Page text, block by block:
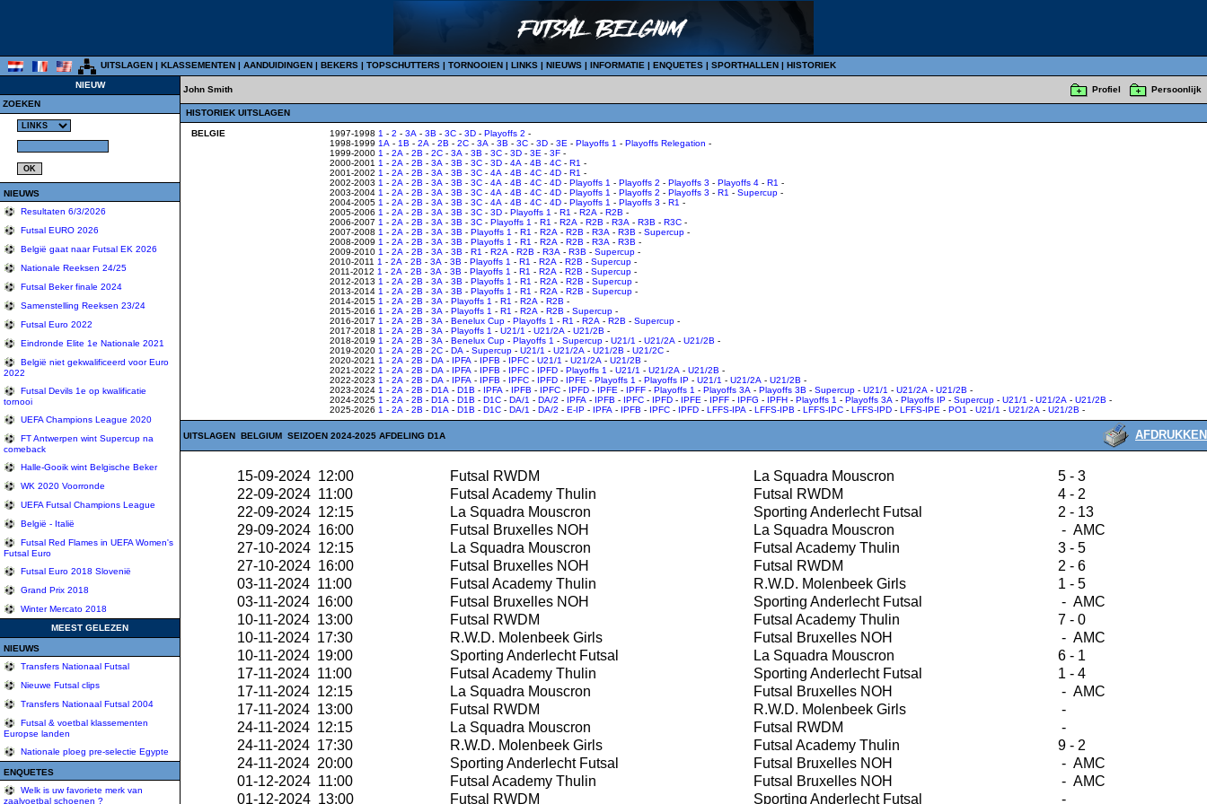
UITSLAGEN | KLASSEMENTEN | AANDUIDINGEN | BEKERS | TOPSCHUTTERS | TORNOOIEN | LINKS | NIEUWS | INFORMATIE | ENQUETES | SPORTHALLEN | HISTORIEK
NIEUW
ZOEKEN
NIEUWS
Resultaten 6/3/2026
Futsal EURO 2026
België gaat naar Futsal EK 2026
Nationale Reeksen 24/25
Futsal Beker finale 2024
Samenstelling Reeksen 23/24
Futsal Euro 2022
Eindronde Elite 1e Nationale 2021
België niet gekwalificeerd voor Euro
2022
Futsal Devils 1e op kwalificatie
tornooi
UEFA Champions League 2020
FT Antwerpen wint Supercup na
comeback
Halle-Gooik wint Belgische Beker
WK 2020 Voorronde
UEFA Futsal Champions League
België - Italië
Futsal Red Flames in UEFA Women's
Futsal Euro
Futsal Euro 2018 Slovenië
Grand Prix 2018
Winter Mercato 2018
MEEST GELEZEN
NIEUWS
Transfers Nationaal Futsal
Nieuwe Futsal clips
Transfers Nationaal Futsal 2004
Futsal & voetbal klassementen
Europse landen
Nationale ploeg pre-selectie Egypte
ENQUETES
Welk is uw favoriete merk van
zaalvoetbal schoenen ?
John Smith Profiel Persoonlijk
HISTORIEK UITSLAGEN
BELGIE 1997-1998 1 - 2 - 3A - 3B - 3C - 3D - Playoffs 2 -
1998-1999 1A - 1B - 2A - 2B - 2C - 3A - 3B - 3C - 3D - 3E - Playoffs 1 - Playoffs Relegation -
1999-2000 1 - 2A - 2B - 2C - 3A - 3B - 3C - 3D - 3E - 3F -
2000-2001 1 - 2A - 2B - 3A - 3B - 3C - 3D - 4A - 4B - 4C - R1 -
2001-2002 1 - 2A - 2B - 3A - 3B - 3C - 4A - 4B - 4C - 4D - R1 -
2002-2003 1 - 2A - 2B - 3A - 3B - 3C - 4A - 4B - 4C - 4D - Playoffs 1 - Playoffs 2 - Playoffs 3 - Playoffs 4 - R1 -
2003-2004 1 - 2A - 2B - 3A - 3B - 3C - 4A - 4B - 4C - 4D - Playoffs 1 - Playoffs 2 - Playoffs 3 - R1 - Supercup -
2004-2005 1 - 2A - 2B - 3A - 3B - 3C - 4A - 4B - 4C - 4D - Playoffs 1 - Playoffs 3 - R1 -
2005-2006 1 - 2A - 2B - 3A - 3B - 3C - 3D - Playoffs 1 - R1 - R2A - R2B -
2006-2007 1 - 2A - 2B - 3A - 3B - 3C - Playoffs 1 - R1 - R2A - R2B - R3A - R3B - R3C -
2007-2008 1 - 2A - 2B - 3A - 3B - Playoffs 1 - R1 - R2A - R2B - R3A - R3B - Supercup -
2008-2009 1 - 2A - 2B - 3A - 3B - Playoffs 1 - R1 - R2A - R2B - R3A - R3B -
2009-2010 1 - 2A - 2B - 3A - 3B - R1 - R2A - R2B - R3A - R3B - Supercup -
2010-2011 1 - 2A - 2B - 3A - 3B - Playoffs 1 - R1 - R2A - R2B - Supercup -
2011-2012 1 - 2A - 2B - 3A - 3B - Playoffs 1 - R1 - R2A - R2B - Supercup -
2012-2013 1 - 2A - 2B - 3A - 3B - Playoffs 1 - R1 - R2A - R2B - Supercup -
2013-2014 1 - 2A - 2B - 3A - 3B - Playoffs 1 - R1 - R2A - R2B - Supercup -
2014-2015 1 - 2A - 2B - 3A - Playoffs 1 - R1 - R2A - R2B -
2015-2016 1 - 2A - 2B - 3A - Playoffs 1 - R1 - R2A - R2B - Supercup -
2016-2017 1 - 2A - 2B - 3A - Benelux Cup - Playoffs 1 - R1 - R2A - R2B - Supercup -
2017-2018 1 - 2A - 2B - 3A - Playoffs 1 - U21/1 - U21/2A - U21/2B -
2018-2019 1 - 2A - 2B - 3A - Benelux Cup - Playoffs 1 - Supercup - U21/1 - U21/2A - U21/2B -
2019-2020 1 - 2A - 2B - 2C - DA - Supercup - U21/1 - U21/2A - U21/2B - U21/2C -
2020-2021 1 - 2A - 2B - DA - IPFA - IPFB - IPFC - U21/1 - U21/2A - U21/2B -
2021-2022 1 - 2A - 2B - DA - IPFA - IPFB - IPFC - IPFD - Playoffs 1 - U21/1 - U21/2A - U21/2B -
2022-2023 1 - 2A - 2B - DA - IPFA - IPFB - IPFC - IPFD - IPFE - Playoffs 1 - Playoffs IP - U21/1 - U21/2A - U21/2B -
2023-2024 1 - 2A - 2B - D1A - D1B - IPFA - IPFB - IPFC - IPFD - IPFE - IPFF - Playoffs 1 - Playoffs 3A - Playoffs 3B - Supercup - U21/1 - U21/2A - U21/2B -
2024-2025 1 - 2A - 2B - D1A - D1B - D1C - DA/1 - DA/2 - IPFA - IPFB - IPFC - IPFD - IPFE - IPFF - IPFG - IPFH - Playoffs 1 - Playoffs 3A - Playoffs IP - Supercup - U21/1 - U21/2A - U21/2B -
2025-2026 1 - 2A - 2B - D1A - D1B - D1C - DA/1 - DA/2 - E-IP - IPFA - IPFB - IPFC - IPFD - LFFS-IPA - LFFS-IPB - LFFS-IPC - LFFS-IPD - LFFS-IPE - PO1 - U21/1 - U21/2A - U21/2B -
UITSLAGEN BELGIUM SEIZOEN 2024-2025 AFDELING D1A AFDRUKKEN
15-09-2024 12:00 Futsal RWDM La Squadra Mouscron
5 - 3
22-09-2024 11:00
Futsal Academy Thulin Futsal RWDM
4 - 2
22-09-2024 12:15
La Squadra Mouscron Sporting Anderlecht Futsal
2 - 13
29-09-2024 16:00
Futsal Bruxelles NOH La Squadra Mouscron
- AMC
27-10-2024 12:15
La Squadra Mouscron Futsal Academy Thulin
3 - 5
27-10-2024 16:00
Futsal Bruxelles NOH Futsal RWDM
2 - 6
03-11-2024 11:00
Futsal Academy Thulin R.W.D. Molenbeek Girls
1 - 5
03-11-2024 16:00
Futsal Bruxelles NOH Sporting Anderlecht Futsal
- AMC
10-11-2024 13:00
Futsal RWDM Futsal Academy Thulin
7 - 0
10-11-2024 17:30
R.W.D. Molenbeek Girls Futsal Bruxelles NOH
- AMC
10-11-2024 19:00
Sporting Anderlecht Futsal La Squadra Mouscron
6 - 1
17-11-2024 11:00
Futsal Academy Thulin Sporting Anderlecht Futsal
1 - 4
17-11-2024 12:15
La Squadra Mouscron Futsal Bruxelles NOH
- AMC
17-11-2024 13:00
Futsal RWDM R.W.D. Molenbeek Girls
-
24-11-2024 12:15
La Squadra Mouscron Futsal RWDM
-
24-11-2024 17:30
R.W.D. Molenbeek Girls Futsal Academy Thulin
9 - 2
24-11-2024 20:00
Sporting Anderlecht Futsal Futsal Bruxelles NOH
- AMC
01-12-2024 11:00
Futsal Academy Thulin Futsal Bruxelles NOH
- AMC
01-12-2024 13:00
Futsal RWDM Sporting Anderlecht Futsal -